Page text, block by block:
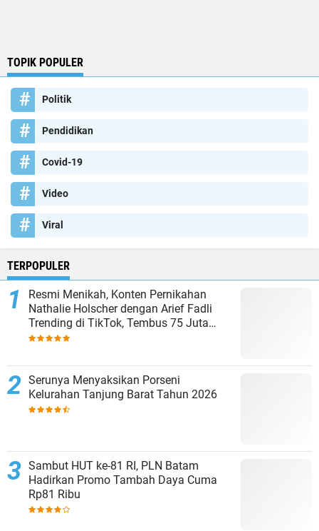
TOPIK POPULER
Politik
Pendidikan
Covid-19
Video
Viral
TERPOPULER
Resmi Menikah, Konten Pernikahan
Nathalie Holscher dengan Arief Fadli
Trending di TikTok, Tembus 75 Juta
Penonton
Serunya Menyaksikan Porseni
Kelurahan Tanjung Barat Tahun 2026
Sambut HUT ke-81 RI, PLN Batam
Hadirkan Promo Tambah Daya Cuma
Rp81 Ribu